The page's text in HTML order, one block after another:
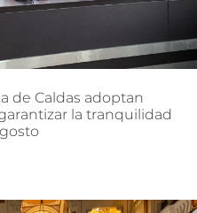
de Caldas adoptan
la tranquilidad